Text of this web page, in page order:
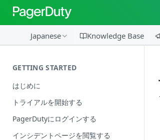
Japanese Knowledge Base
GETTING STARTED
はじめに
トライアルを開始する
PagerDutyにログインする
インシデントページを閲覧する